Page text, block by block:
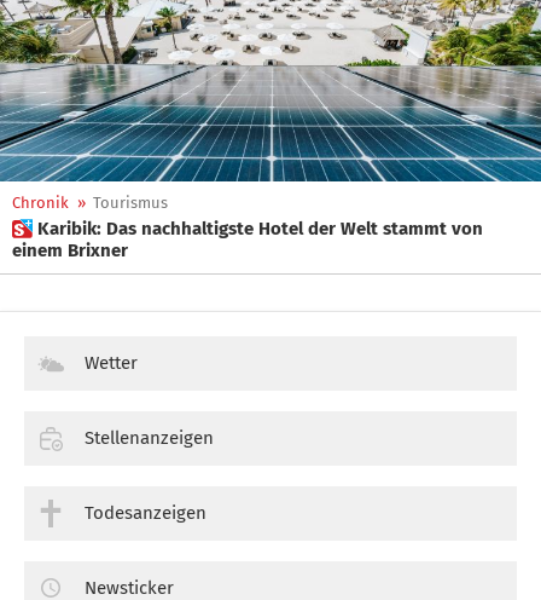
Chronik » Tourismus
 Karibik: Das nachhaltigste Hotel der Welt stammt von
einem Brixner
Wetter
Stellenanzeigen
Todesanzeigen
Newsticker